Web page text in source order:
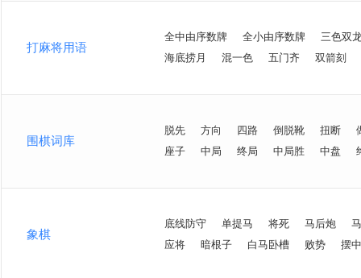
打麻将用语
全中由序数牌 全小由序数牌
三色双
海底捞月
混一色 五门齐 双箭刻
围棋词库
脱先 方向 四路 倒脱靴 扭断
座子
中局 终局 中局胜 中盘
象棋
底线防守 单提马 将死 马后炮
应将
暗根子 白马卧槽 败势 摆